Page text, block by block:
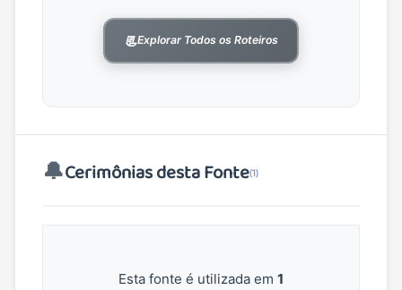
📃Explorar Todos os Roteiros
🔔Cerimônias desta Fonte(1)
Esta fonte é utilizada em 1